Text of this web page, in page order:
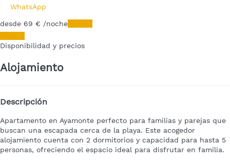
WhatsApp
desde 69 € /noche
Disponibilidad y precios
Alojamiento
Descripción
Apartamento en Ayamonte perfecto para familias y parejas que
buscan una escapada cerca de la playa. Este acogedor
alojamiento cuenta con 2 dormitorios y capacidad para hasta 5
personas, ofreciendo el espacio ideal para disfrutar en familia.